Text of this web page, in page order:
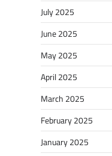
July 2025
June 2025
May 2025
April 2025
March 2025
February 2025
January 2025